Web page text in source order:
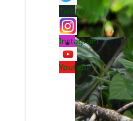
Twitter
Instagram
Youtube